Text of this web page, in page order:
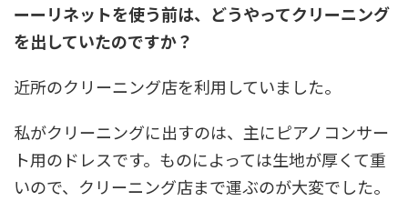
ーーリネットを使う前は、どうやってクリーニング
を出していたのですか？
近所のクリーニング店を利用していました。
私がクリーニングに出すのは、主にピアノコンサー
ト用のドレスです。ものによっては生地が厚くて重
いので、クリーニング店まで運ぶのが大変でした。